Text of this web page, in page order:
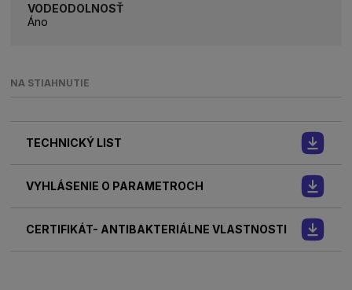
VODEODOLNOSŤ
Áno
NA STIAHNUTIE
TECHNICKÝ LIST
VYHLÁSENIE O PARAMETROCH
CERTIFIKÁT- ANTIBAKTERIÁLNE VLASTNOSTI